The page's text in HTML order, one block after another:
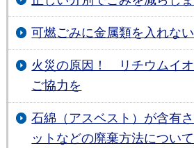
可燃ごみに金属類を入れな
火災の原因！ リチウムイ
ご協力を
石綿（アスベスト）が含有
ットなどの廃棄方法について